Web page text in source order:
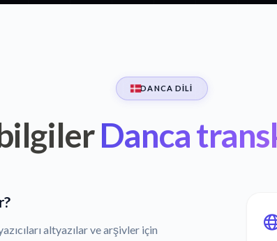
DANCA DILI
Danca
altyazılar ve arşivler için